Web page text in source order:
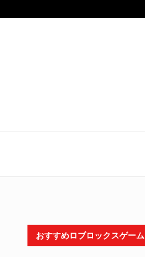
おすすめロブロックスゲーム